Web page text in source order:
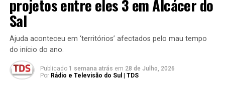
projetos entre eles 3 em Alcácer do
Sal
Ajuda aconteceu em ‘territórios’ afectados pelo mau tempo
do início do ano.
Publicado 1 semana atrás em 28 de Julho, 2026
Por Rádio e Televisão do Sul | TDS